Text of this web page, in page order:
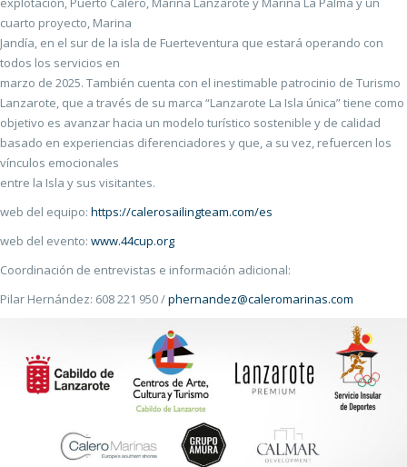
cuarto proyecto, Marina
Jandía, en el sur de la isla de Fuerteventura que estará operando con
todos los servicios en
marzo de 2025. También cuenta con el inestimable patrocinio de Turismo
Lanzarote, que a través de su marca “Lanzarote La Isla única” tiene como
objetivo es avanzar hacia un modelo turístico sostenible y de calidad
basado en experiencias diferenciadores y que, a su vez, refuercen los
vínculos emocionales
entre la Isla y sus visitantes.
web del equipo: https://calerosailingteam.com/es
web del evento: www.44cup.org
Coordinación de entrevistas e información adicional:
Pilar Hernández: 608 221 950 /phernandez@caleromarinas.com